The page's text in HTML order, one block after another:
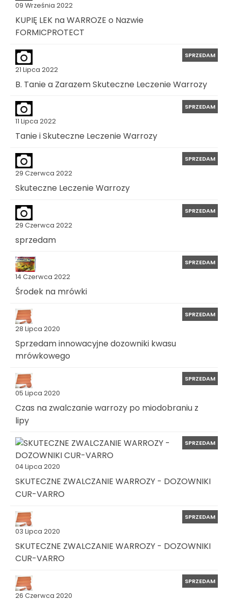
09 Września 2022
KUPIĘ LEK na WARROZE o Nazwie
FORMICPROTECT
21 Lipca 2022
SPRZEDAM
B. Tanie a Zarazem Skuteczne Leczenie Warrozy
11 Lipca 2022
SPRZEDAM
Tanie i Skuteczne Leczenie Warrozy
29 Czerwca 2022
SPRZEDAM
Skuteczne Leczenie Warrozy
29 Czerwca 2022
SPRZEDAM
sprzedam
14 Czerwca 2022
SPRZEDAM
Środek na mrówki
28 Lipca 2020
SPRZEDAM
Sprzedam innowacyjne dozowniki kwasu
mrówkowego
05 Lipca 2020
SPRZEDAM
Czas na zwalczanie warrozy po miodobraniu z
lipy
04 Lipca 2020
SPRZEDAM
SKUTECZNE ZWALCZANIE WARROZY - DOZOWNIKI
CUR-VARRO
03 Lipca 2020
SPRZEDAM
SKUTECZNE ZWALCZANIE WARROZY - DOZOWNIKI
CUR-VARRO
26 Czerwca 2020
SPRZEDAM